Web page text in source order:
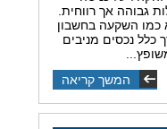
גבוהה אך רווחית.
כמו השקעה בחשבון
כלל נכסים מניבים
המשך קריאה